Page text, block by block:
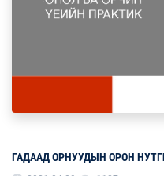
ГАДААД ОРНУУДЫН ОРОН